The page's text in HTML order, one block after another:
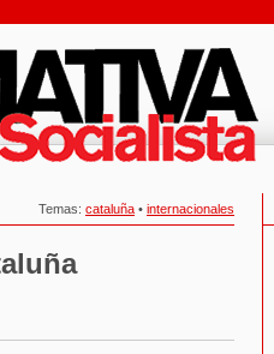
Temas: cataluña • internacionales